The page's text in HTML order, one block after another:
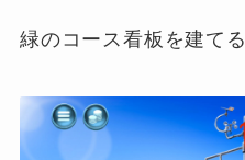
緑のコース看板を建てる